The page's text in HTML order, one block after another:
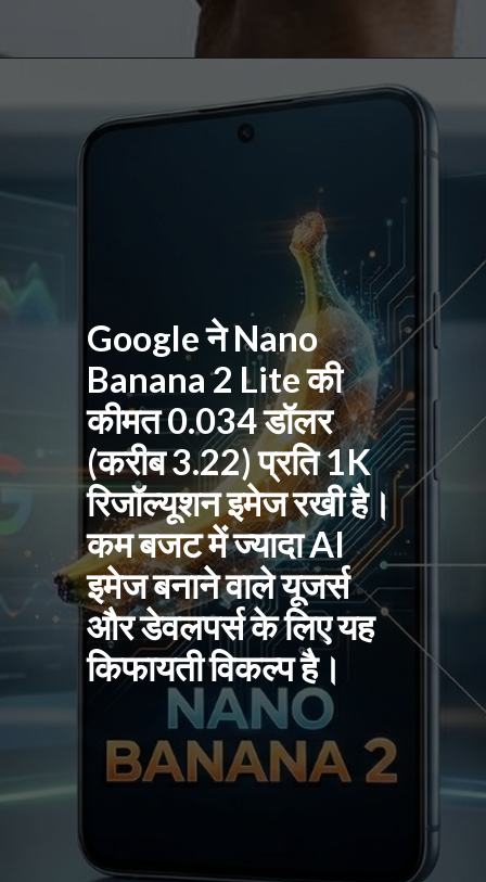
Google ने Nano
Banana 2 Lite की
कीमत 0.034 डॉलर
(करीब 3.22) प्रति 1K
रिजॉल्यूशन इमेज रखी है।
कम बजट में ज्यादा AI
इमेज बनाने वाले यूजर्स
और डेवलपर्स के लिए यह
किफायती विकल्प है।